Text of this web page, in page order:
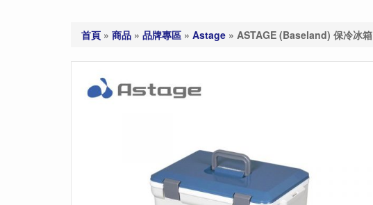
首頁 » 商品 » 品牌專區 » Astage » ASTAGE (Baseland) 保冷冰